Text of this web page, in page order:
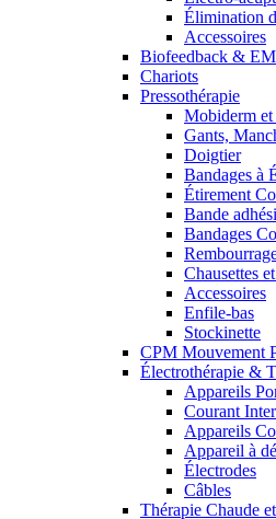
Élimination
Accessoires
Biofeedback &
Chariots
Pressothérapie
Mobiderm
Gants,
Doigtier
Bandages à
Étirement
Bande
Bandages
Chausettes
Accessoires
Enfile-bas
Stockinette
CPM Mouvement
Électrothérapie &
Appareils
Courant
Appareils
Appareil à
Électrodes
Câbles
Thérapie Chaude